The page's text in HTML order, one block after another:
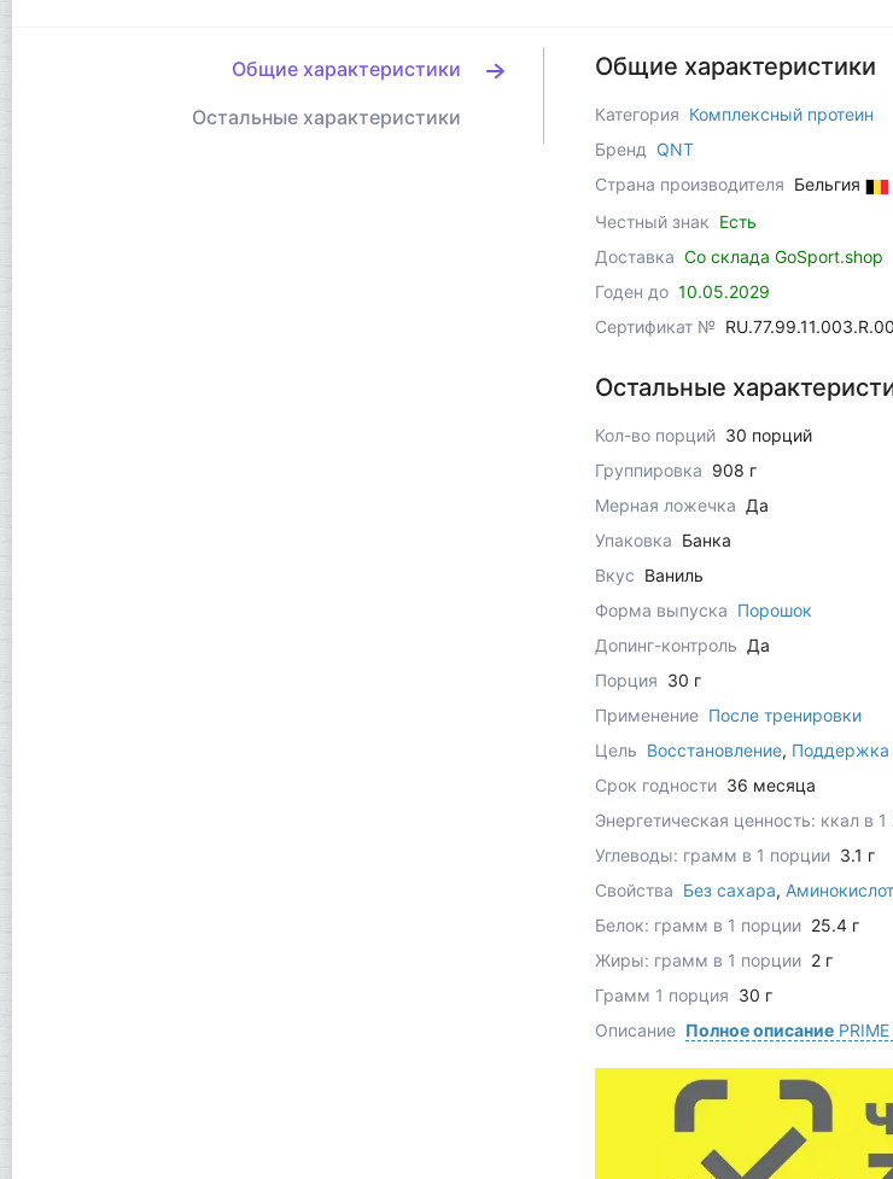
Общие характеристики
Остальные характеристики
Общие характеристики
Категория Комплексный протеин
Бренд QNT
Страна производителя Бельгия
Честный знак Есть
Доставка Со склада GoSport.shop
Годен до 10.05.2029
Сертификат №
Остальные
Кол-во порций 30 порций
Группировка 908 г
Мерная ложечка Да
Упаковка Банка
Вкус Ваниль
Форма выпуска Порошок
Допинг-контроль Да
Порция 30 г
Применение После тренировки
Цель Восстановление,
Срок годности 36 месяца
Энергетическая ценность: ккал в
Углеводы: грамм в 1 порции 3.1 г
Свойства Без сахара,
Белок: грамм в 1 порции 25.4 г
Жиры: грамм в 1 порции 2 г
Грамм 1 порция 30 г
Описание Полное описаниеPRIME